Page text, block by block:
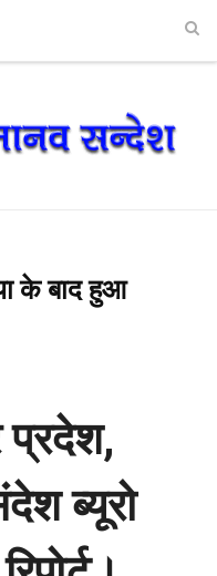
के बाद हुआ
प्रदेश,
ब्यूरो